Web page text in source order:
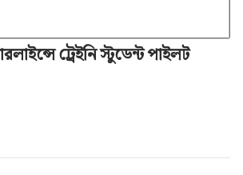
ট্রেইনি স্টুডেন্ট পাইলট